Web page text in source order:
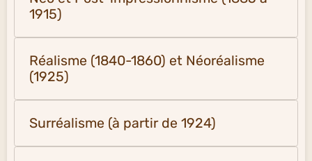
1915)
Réalisme (1840-1860) et Néoréalisme
(1925)
Surréalisme (à partir de 1924)